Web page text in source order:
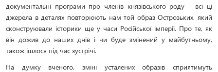
документальні програми про членів князівського роду – всі ці
джерела в деталях повторюють нам той образ Острозьких, який
сконструювали історики ще у часи Російської імперії. Про те, як
він дожив до наших днів і чи буде змінений у майбутньому,
також ішлося під час зустрічі.
На думку вченого, зміні усталених образів сприятимуть